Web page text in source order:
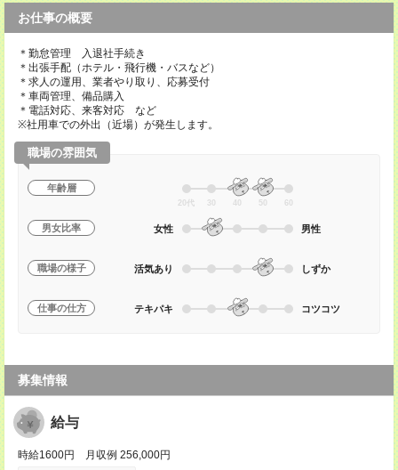
お仕事の概要
＊勤怠管理 入退社手続き
＊出張手配（ホテル・飛行機・バスなど）
＊求人の運用、業者やり取り、応募受付
＊車両管理、備品購入
＊電話対応、来客対応 など
※社用車での外出（近場）が発生します。
職場の雰囲気
年齢層
20代 30 40 50 60
男女比率 女性 男性
職場の様子 活気あり しずか
仕事の仕方 テキパキ コツコツ
募集情報
給与
時給1600円 月収例 256,000円